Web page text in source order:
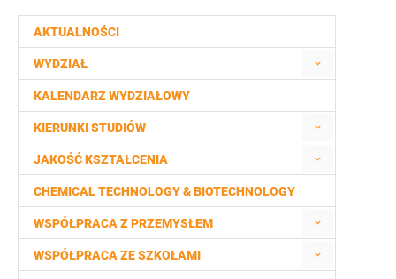
AKTUALNOŚCI
WYDZIAŁ
KALENDARZ WYDZIAŁOWY
KIERUNKI STUDIÓW
JAKOŚĆ KSZTAŁCENIA
CHEMICAL TECHNOLOGY & BIOTECHNOLOGY
WSPÓŁPRACA Z PRZEMYSŁEM
WSPÓŁPRACA ZE SZKOŁAMI